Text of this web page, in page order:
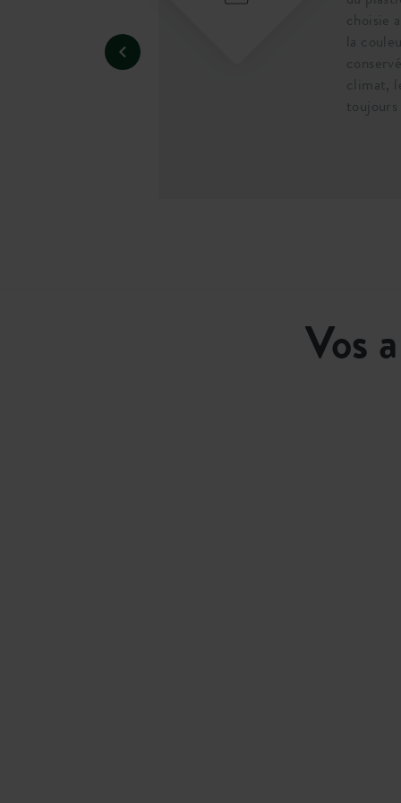
choisie
la
climat,
Vos